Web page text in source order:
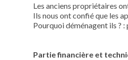
Les anciens propriétaires
Ils nous ont confié que les
Pourquoi déménagent ils ? :
Partie financière et